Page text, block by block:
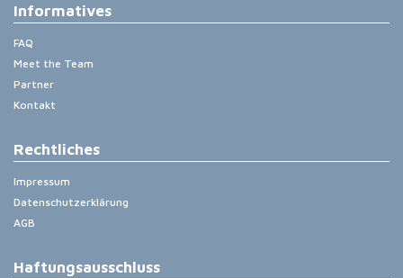
Informatives
FAQ
Meet the Team
Partner
Kontakt
Rechtliches
Impressum
Datenschutzerklärung
AGB
Haftungsausschluss